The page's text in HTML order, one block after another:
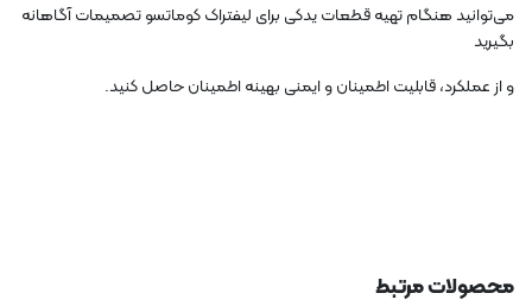
می‌توانید هنگام تهیه قطعات یدکی برای لیفتراک کوماتسو تصمیمات آگاهانه
بگیرید
و از عملکرد، قابلیت اطمینان و ایمنی بهینه اطمینان حاصل کنید.
محصولات مرتبط